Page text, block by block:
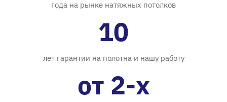
года на рынке натяжных потолков
10
лет гарантии на полотна и нашу работу
от 2-х